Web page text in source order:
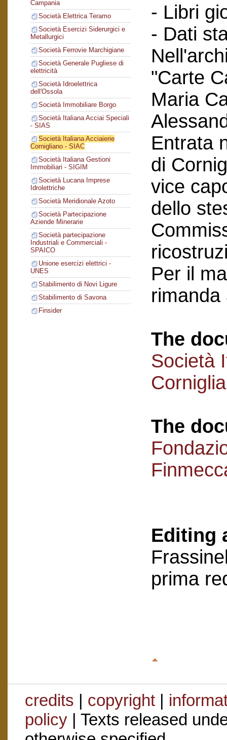
Campania
Società Elettrica Teramo
Società Esercizi Siderurgici e
Metallurgici
Società Ferrovie Marchigiane
Società Generale Pugliese di
elettricità
Società Idroelettrica
dell'Ossola
Società Immobiliare Borgo
Società Italiana Acciai Speciali
- SIAS
Società Italiana Acciaierie
Cornigliano - SIAC
Società Italiana Gestioni
Immobiliari - SIGIM
Società Lucana Imprese
Idrolettriche
Società Meridionale Azoto
Società Partecipazione
Aziende Minerarie
Società partecipazione
Industriali e Commerciali -
SPAICO
Unione esercizi elettrici -
UNES
Stabilimento di Novi Ligure
Stabilimento di Savona
Finsider
- Libri
- Dati
"Carte
Maria
Entrata
di
vice
dello
Per il
rimanda
The
Società
The
Editing
prima
credits | copyright|
policy| Texts released